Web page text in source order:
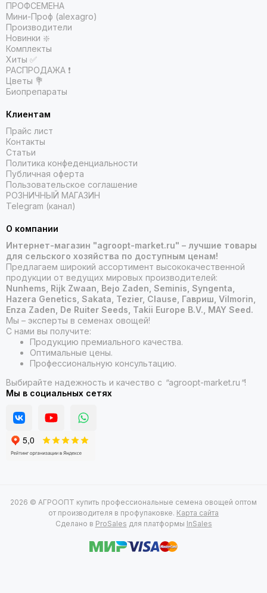
ПРОФСЕМЕНА
Мини-Проф (alexagro)
Производители
Новинки ❇️
Комплекты
Хиты ✅
РАСПРОДАЖА ❗️
Цветы 💐
Биопрепараты
Клиентам
Прайс лист
Контакты
Статьи
Политика конфеденциальности
Публичная оферта
Пользовательское соглашение
РОЗНИЧНЫЙ МАГАЗИН
Telegram (канал)
О компании
Интернет-магазин "agroopt-market.ru" – лучшие товары
для сельского хозяйства по доступным ценам!
Предлагаем широкий ассортимент высококачественной
продукции от ведущих мировых производителей:
Nunhems, Rijk Zwaan, Bejo Zaden, Seminis, Syngenta,
Hazera Genetics, Sakata, Tezier, Clause, Гавриш, Vilmorin,
Enza Zaden, De Ruiter Seeds, Takii Europe B.V., MAY Seed.
Мы – эксперты в семенах овощей!
С нами вы получите:
Продукцию премиального качества.
Оптимальные цены.
Профессиональную консультацию.
Выбирайте надежность и качество с "agroopt-market.ru "!
Мы в социальных сетях
2026 © АГРООПТ купить профессиональные семена овощей оптом
от производителя в профупаковке. Карта сайта
Сделано в ProSales для платформы InSales